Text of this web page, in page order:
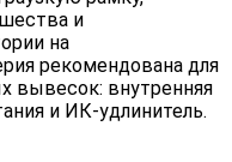
и
на
рекомендована для
вывесок: внутренняя
и ИК-удлинитель.